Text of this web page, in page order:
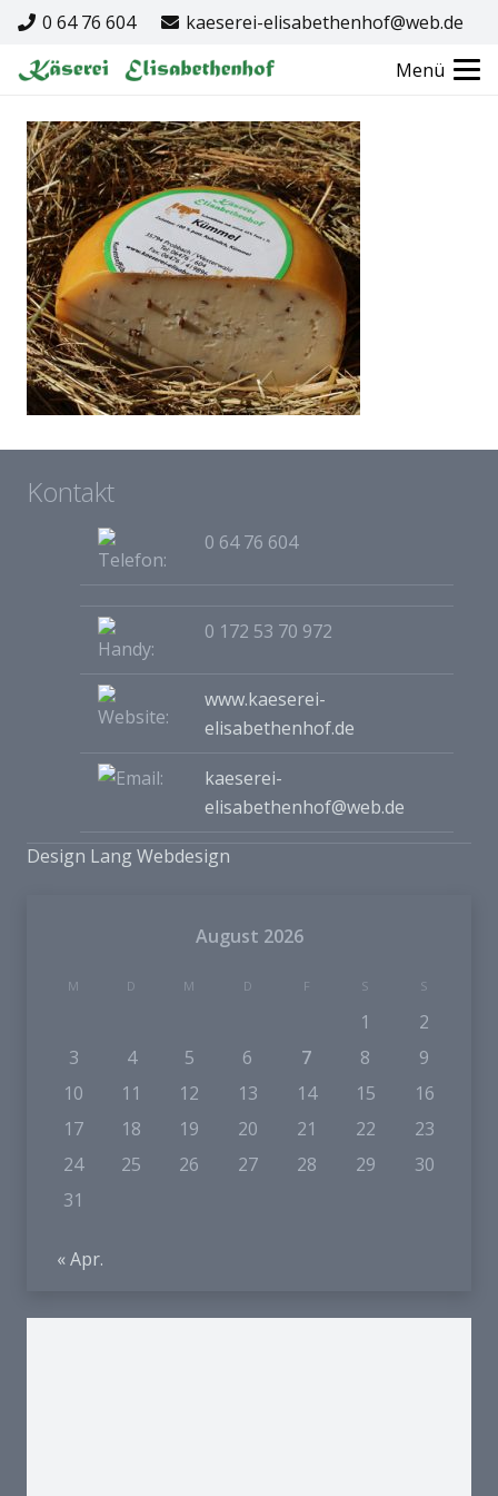
0 64 76 604
kaeserei-elisabethenhof@web.de
Menü
Kontakt
0 64 76 604
0 172 53 70 972
www.kaeserei-
elisabethenhof.de
kaeserei-
elisabethenhof@web.de
Design Lang Webdesign
August 2026
M D M D F S S
1
2
3
4 5 6 7 8
9
10
11 12 13 14 15
16
17
18 19 20 21 22
23
24
25 26 27 28 29
30
31
« Apr.